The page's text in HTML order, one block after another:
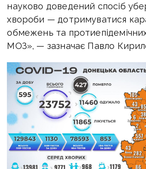
науково доведений спосіб
хвороби — дотримуватися
обмежень та
МОЗ», — зазначає Павло